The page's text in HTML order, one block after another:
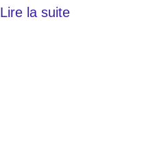
Lire la suite